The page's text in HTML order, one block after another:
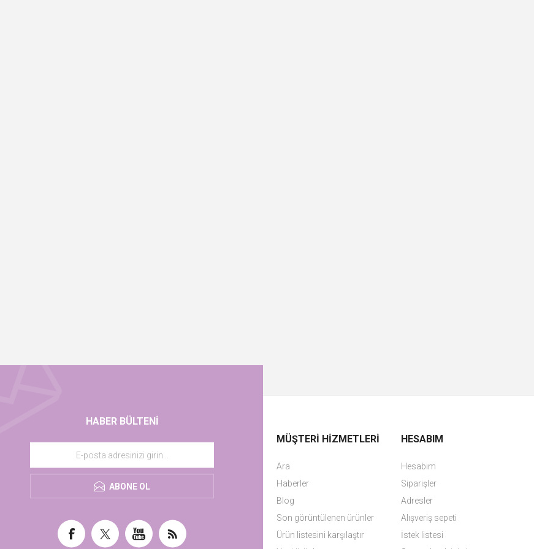
HABER BÜLTENI
ABONE OL
MÜŞTERI HIZMETLERI
Ara
Haberler
Blog
Son görüntülenen ürünler
Ürün listesini karşılaştır
HESABIM
Hesabım
Siparişler
Adresler
Alışveriş sepeti
İstek listesi